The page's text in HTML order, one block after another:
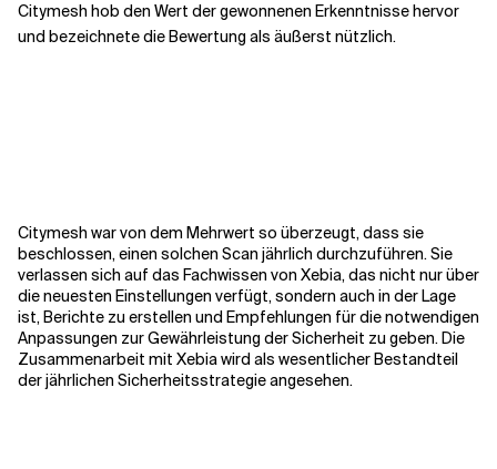
Citymesh hob den Wert der gewonnenen Erkenntnisse hervor
und bezeichnete die Bewertung als äußerst nützlich.
Citymesh war von dem Mehrwert so überzeugt, dass sie
beschlossen, einen solchen Scan jährlich durchzuführen. Sie
verlassen sich auf das Fachwissen von Xebia, das nicht nur über
die neuesten Einstellungen verfügt, sondern auch in der Lage
ist, Berichte zu erstellen und Empfehlungen für die notwendigen
Anpassungen zur Gewährleistung der Sicherheit zu geben. Die
Zusammenarbeit mit Xebia wird als wesentlicher Bestandteil
der jährlichen Sicherheitsstrategie angesehen.